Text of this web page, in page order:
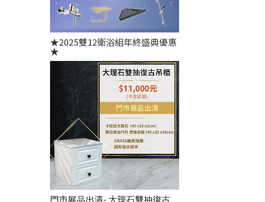
★2025雙12衛浴組年終盛典優惠
★
門市展品出清- 大理石雙抽復古